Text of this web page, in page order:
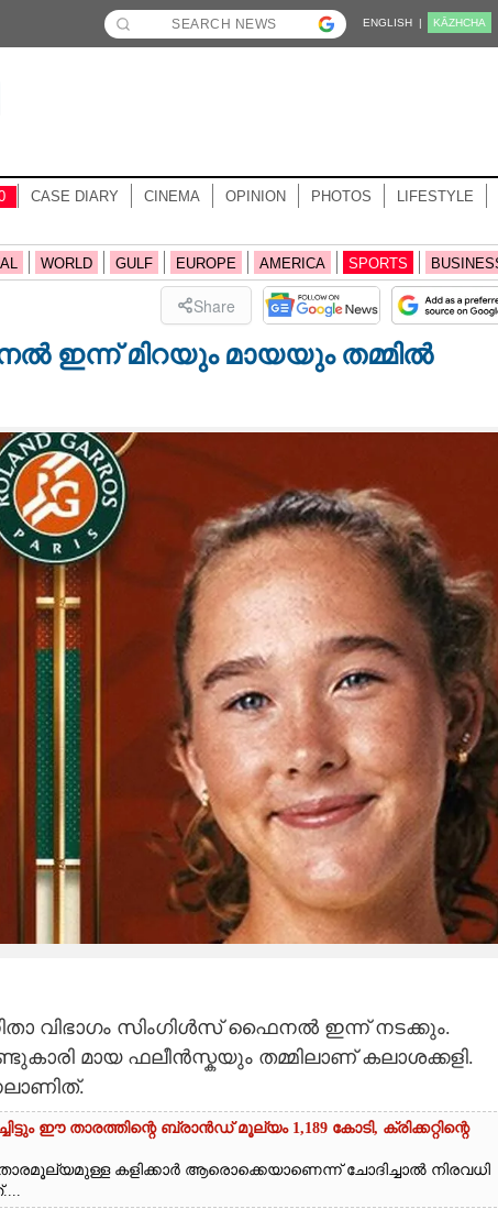
ENGLISH | KĀZHCHA
CASE DIARY CINEMA OPINION PHOTOS LIFESTYLE
WORLD GULF EUROPE AMERICA SPORTS
Share
മിറയും മായയും തമ്മിൽ
വിഭാഗം സിംഗിൾസ് ഫൈനൽ ഇന്ന് നടക്കും.
മായ ഫലീൻസ്കയും തമ്മിലാണ് കലാശക്കളി.
ഈ താരത്തിന്റെ ബ്രാൻഡ് മൂല്യം 1,189 കോടി, ക്രിക്കറ്റിന്റെ
കളിക്കാർ ആരൊക്കെയാണെന്ന് ചോദിച്ചാൽ നിരവധി